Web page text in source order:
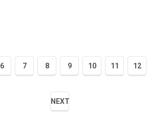
6 7 8 9 10 11 12
NEXT